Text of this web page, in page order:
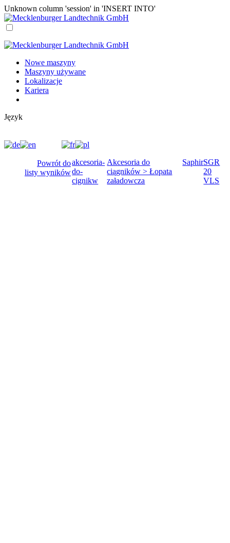
Unknown column 'session' in 'INSERT INTO'
Nowe maszyny
Maszyny używane
Lokalizacje
Kariera
Język
Powrót do
listy wyników
akcesoria-
do-
cignikw
Akcesoria do
ciągników > Łopata
załadowcza
SaphirSGR
20
VLS